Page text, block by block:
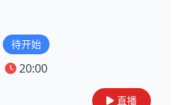
待开始
20:00
直播